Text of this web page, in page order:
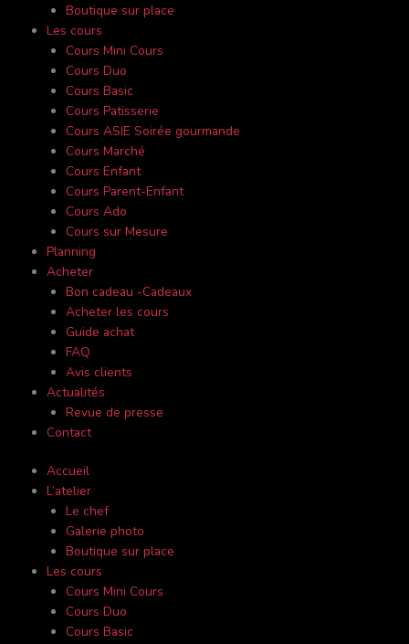
Boutique sur place
Les cours
Cours Mini Cours
Cours Duo
Cours Basic
Cours Patisserie
Cours ASIE Soirée gourmande
Cours Marché
Cours Enfant
Cours Parent-Enfant
Cours Ado
Cours sur Mesure
Planning
Acheter
Bon cadeau -Cadeaux
Acheter les cours
Guide achat
FAQ
Avis clients
Actualités
Revue de presse
Contact
Accueil
L’atelier
Le chef
Galerie photo
Boutique sur place
Les cours
Cours Mini Cours
Cours Duo
Cours Basic